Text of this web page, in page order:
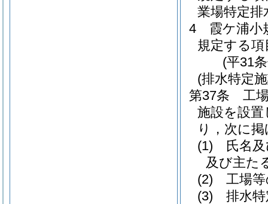
業場特定排
4
霞ケ浦小
規定する
(平31
(排水特定
第37条
工
施設を設
り，次に
(1)
氏名
及び主た
(2)
工場
(3)
排水